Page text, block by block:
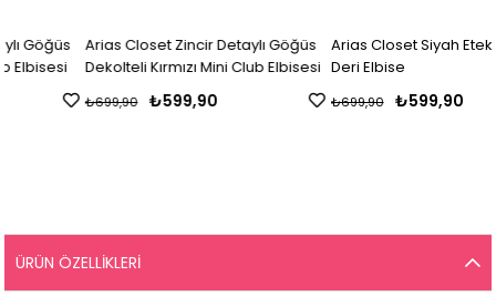
Arias Closet Zincir Detaylı Göğüs
Dekolteli Kırmızı Mini Club Elbisesi
₺599,90
Arias Closet Siyah Etekli Fantezi
Deri Elbise
₺599,90
ÜRÜN ÖZELLIKLERI